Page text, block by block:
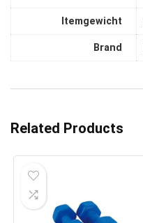
Itemgewicht
Brand
Related Products